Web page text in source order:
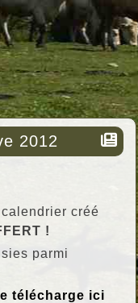
2012
calendrier créé
!
parmi
télécharge ici